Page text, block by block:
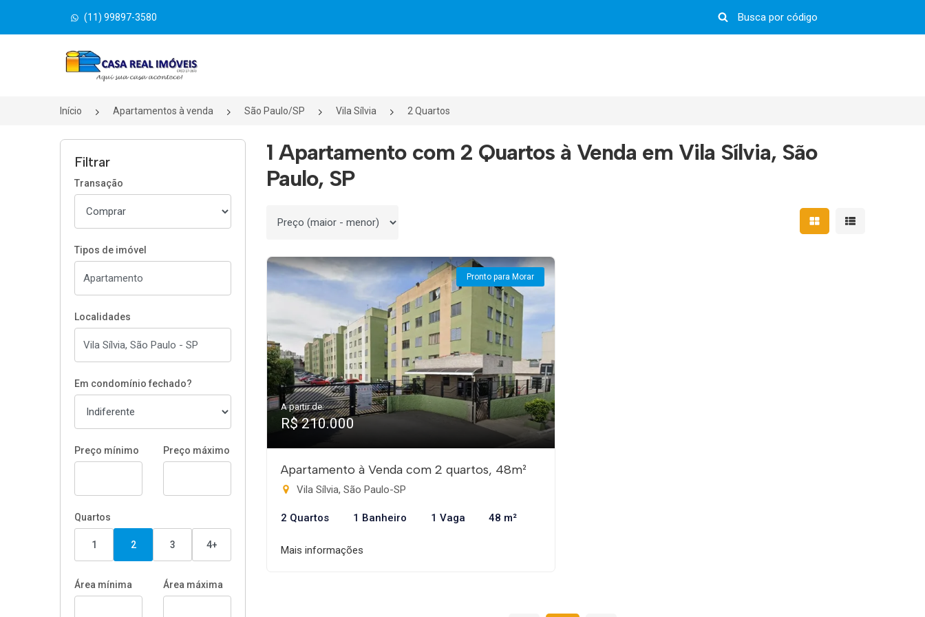
(11) 99897-3580
Página inicial
Início Apartamentos à venda São Paulo/SP Vila Sílvia 2 Quartos
Filtrar
Transação
Tipos de imóvel
Localidades
Em condomínio fechado?
Preço mínimo Preço máximo
Quartos
1 2 3 4+
Área mínima Área máxima
1 Apartamento com 2 Quartos à Venda em Vila Sílvia, São
Paulo, SP
Ordenar por Mostrar resultados em
Mostrar
Pronto para Morar
A partir de:
R$ 210.000
Apartamento à Venda com 2 quartos, 48m²
Vila Sílvia, São Paulo-SP
2 Quartos 1 Banheiro 1 Vaga 48 m²
Mais informações